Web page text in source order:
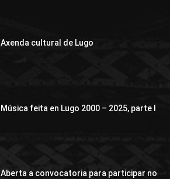
Axenda cultural de Lugo
Música feita en Lugo 2000 – 2025, parte I
Aberta a convocatoria para participar no